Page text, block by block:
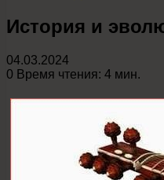
История и
04.03.2024
0 Время чтения: 4 мин.